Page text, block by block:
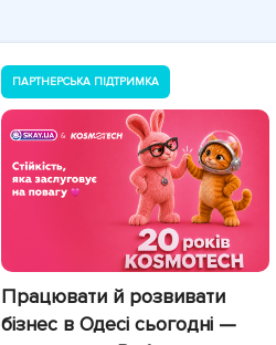
ПАРТНЕРСЬКА ПІДТРИМКА
Працювати й розвивати
бізнес в Одесі сьогодні —